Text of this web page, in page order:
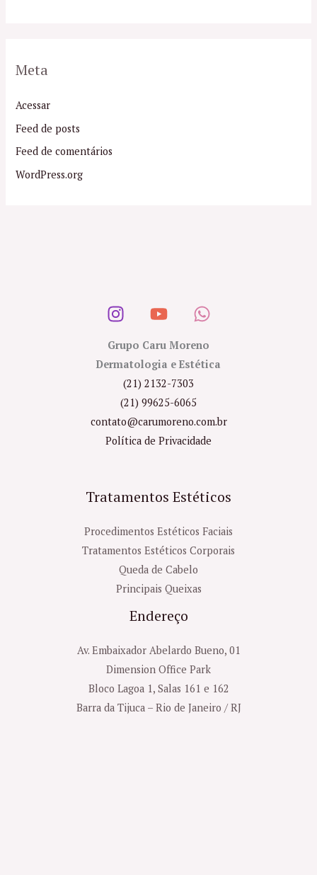
Meta
Acessar
Feed de posts
Feed de comentários
WordPress.org
Grupo Caru Moreno
Dermatologia e Estética
(21) 2132-7303
(21) 99625-6065
contato@carumoreno.com.br
Política de Privacidade
Tratamentos Estéticos
Procedimentos Estéticos Faciais
Tratamentos Estéticos Corporais
Queda de Cabelo
Principais Queixas
Endereço
Av. Embaixador Abelardo Bueno, 01
Dimension Office Park
Bloco Lagoa 1, Salas 161 e 162
Barra da Tijuca – Rio de Janeiro / RJ